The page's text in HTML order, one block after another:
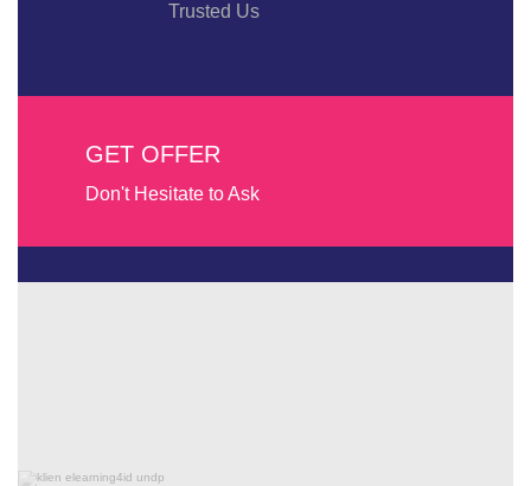
Trusted Us
GET OFFER
Don't Hesitate to Ask